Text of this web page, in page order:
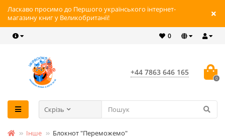
Ласкаво просимо до Першого українського інтернет-
магазину книг у Великобританії!
0
+44 7863 646 165
0
Скрізь
Інше Блокнот "Переможемо"